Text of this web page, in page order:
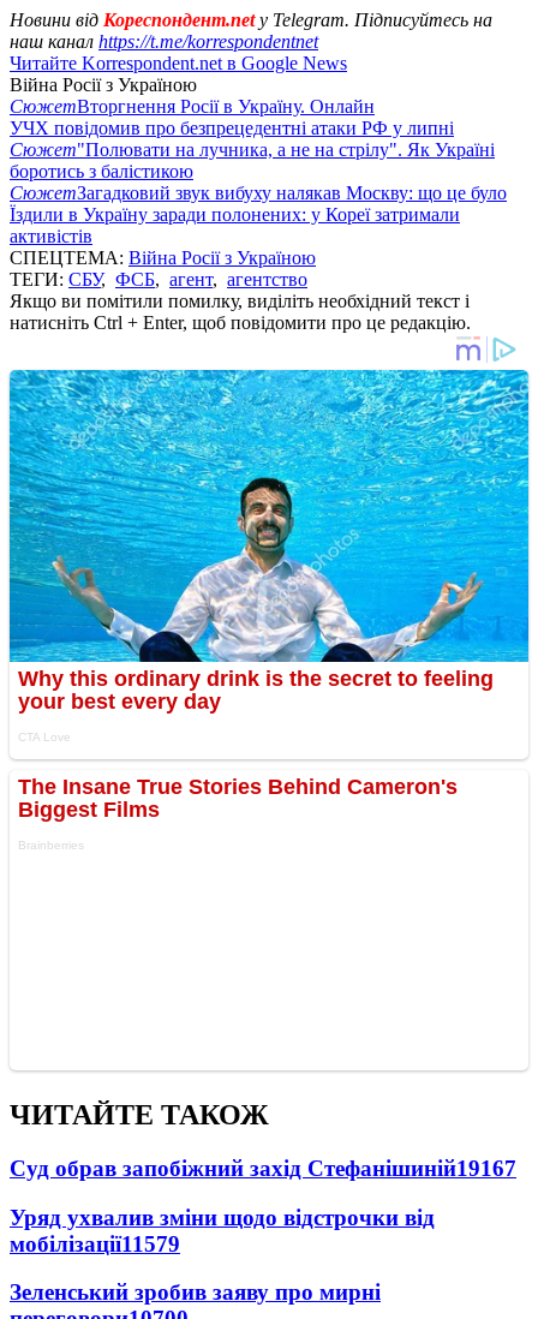
Новини від Кореспондент.netу Telegram. Підписуйтесь на
наш канал https://t.me/korrespondentnet
Читайте Korrespondent.net в Google News
Війна Росії з Україною
СюжетВторгнення Росії в Україну. Онлайн
УЧХ повідомив про безпрецедентні атаки РФ у липні
Сюжет"Полювати на лучника, а не на стрілу". Як Україні
боротись з балістикою
СюжетЗагадковий звук вибуху налякав Москву: що це було
Їздили в Україну заради полонених: у Кореї затримали
активістів
СПЕЦТЕМА: Війна Росії з Україною
ТЕГИ: СБУ, ФСБ, агент, агентство
Якщо ви помітили помилку, виділіть необхідний текст і
натисніть Ctrl + Enter, щоб повідомити про це редакцію.
ЧИТАЙТЕ ТАКОЖ
Суд обрав запобіжний захід Стефанішиній19167
Уряд ухвалив зміни щодо відстрочки від
мобілізації11579
Зеленський зробив заяву про мирні